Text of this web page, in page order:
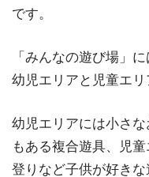
です。
「みんなの遊び場」
幼児エリアと児童エリ
幼児エリアには小さ
もある複合遊具、児
登りなど子供が好き